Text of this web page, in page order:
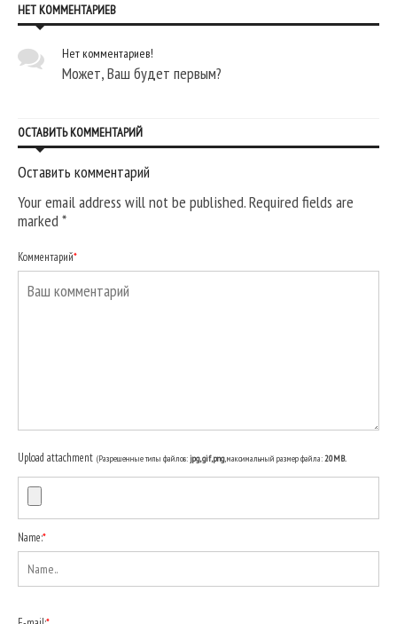
НЕТ КОММЕНТАРИЕВ
Нет комментариев!
Может, Ваш будет первым?
ОСТАВИТЬ КОММЕНТАРИЙ
Оставить комментарий
Your email address will not be published. Required fields are
marked*
Комментарий*
Upload attachment (Разрешенные типы файлов:jpg, gif, png, максимальный размер файла:20MB.
Name:*